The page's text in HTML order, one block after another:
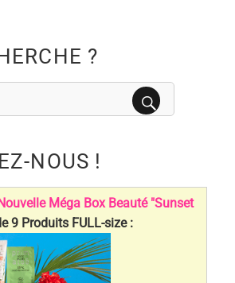
?
NOUS !
Nouvelle Méga Box Beauté "Sunset
9 Produits FULL-size :